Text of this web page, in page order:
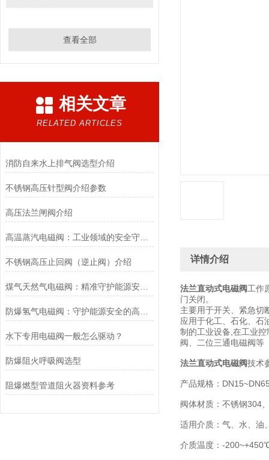
查看全部
相关文章
RELATED ARTICLES
消防自来水上排气阀选型介绍
不锈钢高压针型阀介绍参数
高压法兰闸阀介绍
不锈钢高压止回阀（逆止阀）介绍
煤气天然气电磁阀：精准守护能源安全的“调控卫士”
水下专用电磁阀一般怎么驱动？
防爆阻火呼吸阀选型
阻爆燃型管道阻火器资料参考
详情介绍
法兰直动式电磁阀工作
门关闭。
主要用于开关、紧急切
应用于化工、石化、石
制的工业设备,在工业
阀、二位三通电磁阀等
法兰直动式电磁阀技术
产品规格：
阀体材质：不锈钢304
适用介质：气、水、油
介质温度：-